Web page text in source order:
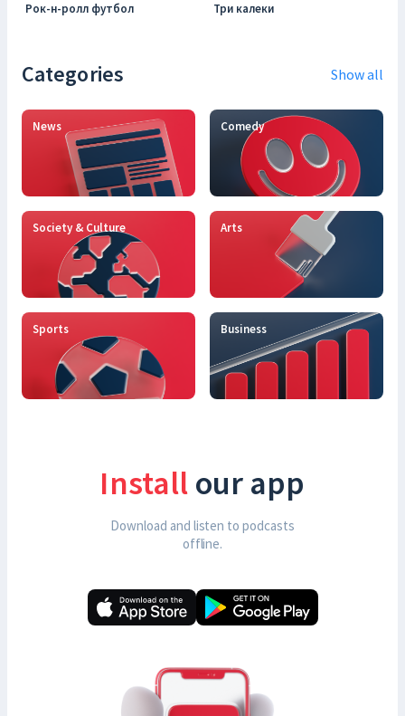
Рок-н-ролл футбол
Три калеки
Categories Show all
News Comedy
Society & Culture Arts
Sports Business
Install our app
Download and listen to podcasts
offline.